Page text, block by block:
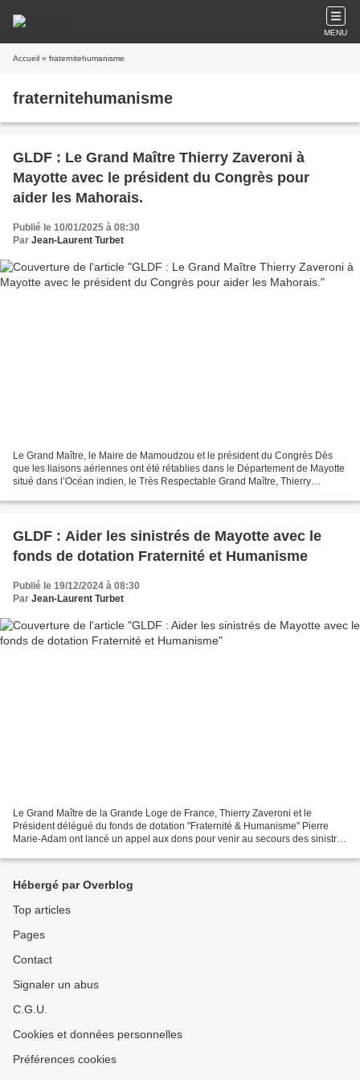
MENU
Accueil » fraternitehumanisme
fraternitehumanisme
GLDF : Le Grand Maître Thierry Zaveroni à
Mayotte avec le président du Congrès pour
aider les Mahorais.
Publié le 10/01/2025 à 08:30
Par Jean-Laurent Turbet
Le Grand Maître, le Maire de Mamoudzou et le président du Congrès Dès
que les liaisons aériennes ont été rétablies dans le Département de Mayotte
situé dans l’Océan indien, le Très Respectable Grand Maître, Thierry
GLDF : Aider les sinistrés de Mayotte avec le
fonds de dotation Fraternité et Humanisme
Publié le 19/12/2024 à 08:30
Par Jean-Laurent Turbet
Le Grand Maître de la Grande Loge de France, Thierry Zaveroni et le
Président délégué du fonds de dotation "Fraternité & Humanisme" Pierre
Marie-Adam ont lancé un appel aux dons pour venir au secours des sinistrés
Hébergé par Overblog
Top articles
Pages
Contact
Signaler un abus
C.G.U.
Cookies et données personnelles
Préférences cookies